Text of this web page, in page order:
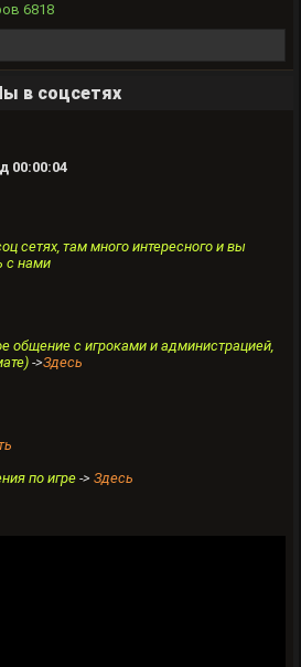
6818
в соцсетях
00:00:04
сетях, там много интересного и вы
с нами
общение с игроками и администрацией,
->Здесь
по игре -> Здесь